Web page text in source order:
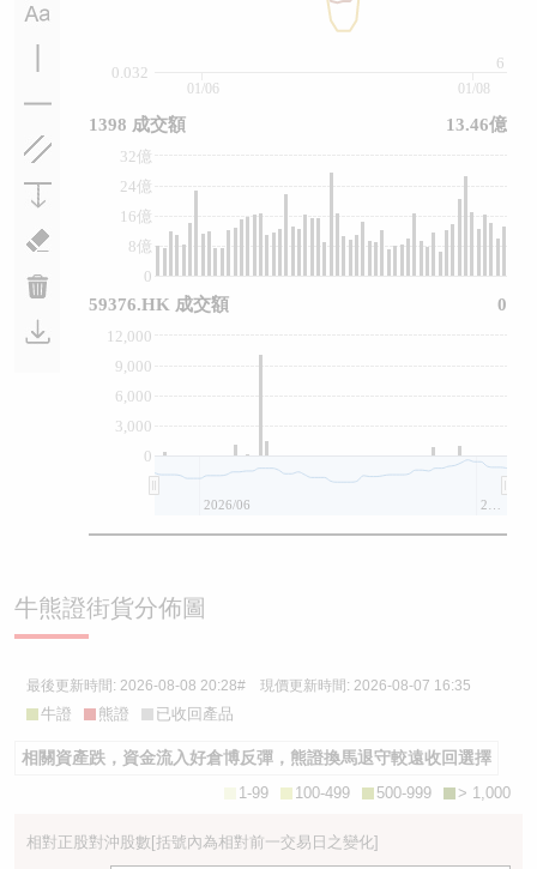
0.032
6
0
8億
16億
24億
32億
0
3,000
6,000
9,000
12,000
01/06 01/08
2026/06
1398 成交額 13.46億
59376.HK 成交額 0
牛熊證街貨分佈圖
最後更新時間: 2026-08-08 20:28# 現價更新時間: 2026-08-07 16:35
牛證 熊證 已收回產品
相關資產跌，資金流入好倉博反彈，熊證換馬退守較遠收回選擇
> 1,000
500-999
100-499
1-99
相對正股對沖股數[括號內為相對前一交易日之變化]